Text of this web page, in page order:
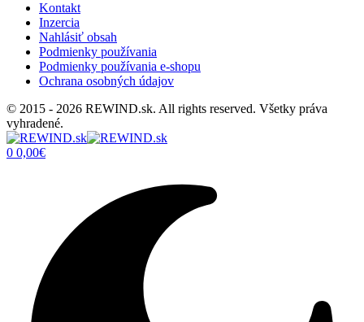
Kontakt
Inzercia
Nahlásiť obsah
Podmienky používania
Podmienky používania e-shopu
Ochrana osobných údajov
© 2015 - 2026 REWIND.sk. All rights reserved. Všetky práva
vyhradené.
0 0,00€